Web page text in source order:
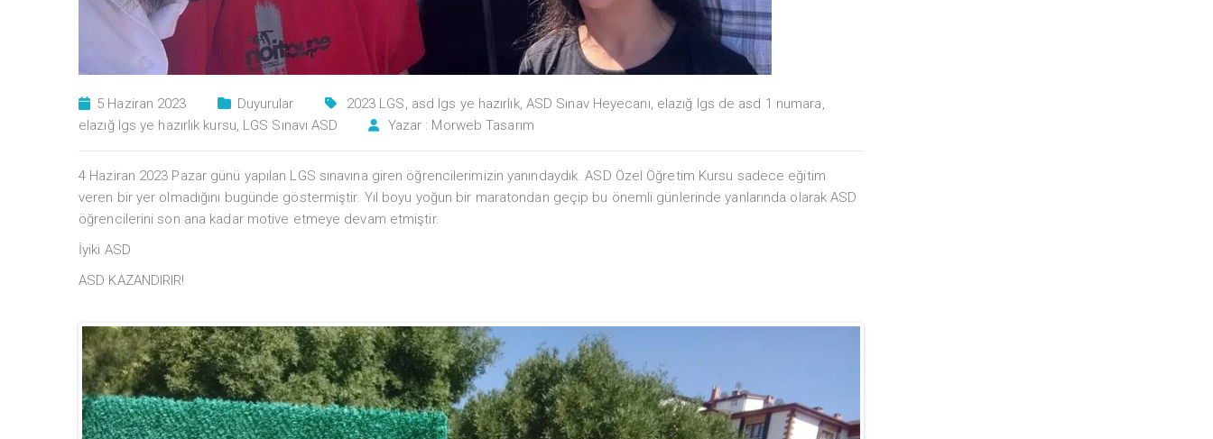
5 Haziran 2023 Duyurular 2023 LGS, asd lgs ye hazırlık, ASD Sınav Heyecanı, elazığ lgs de asd 1 numara,
elazığ lgs ye hazırlık kursu, LGS Sınavı ASD Yazar : Morweb Tasarım
4 Haziran 2023 Pazar günü yapılan LGS sınavına giren öğrencilerimizin yanındaydık. ASD Özel Öğretim Kursu sadece eğitim
veren bir yer olmadığını bugünde göstermiştir. Yıl boyu yoğun bir maratondan geçip bu önemli günlerinde yanlarında olarak ASD
öğrencilerini son ana kadar motive etmeye devam etmiştir.
İyiki ASD
ASD KAZANDIRIR!